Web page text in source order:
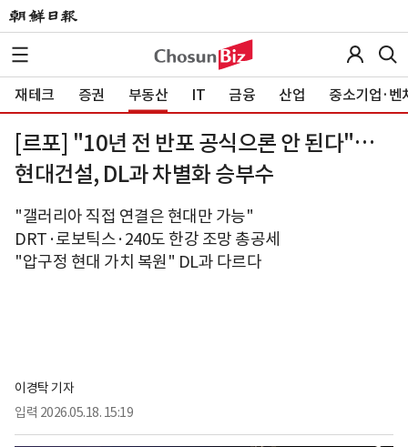
재테크 증권 부동산 IT 금융 산업 중소기업·벤
[르포] "10년 전 반포 공식으론 안 된다"…
현대건설, DL과 차별화 승부수
"갤러리아 직접 연결은 현대만 가능"
DRT·로보틱스·240도 한강 조망 총공세
"압구정 현대 가치 복원" DL과 다르다
이경탁 기자
입력 2026.05.18. 15:19